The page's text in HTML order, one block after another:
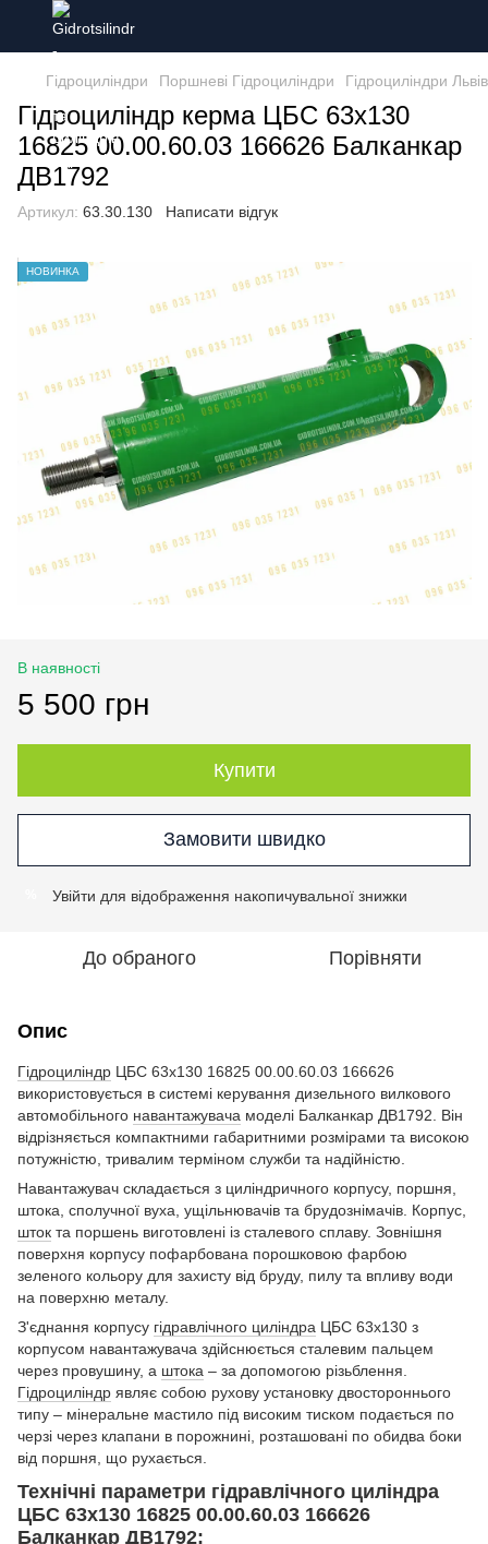
Гідроциліндри Поршневі Гідроциліндри Гідроциліндри
Гідроциліндр керма ЦБС 63х130
16825 00.00.60.03 166626 Балканкар
ДВ1792
Артикул: 63.30.130 Написати відгук
НОВИНКА
В наявності
5 500 грн
Купити
Замовити швидко
Увійти для відображення накопичувальної знижки
До обраного Порівняти
Опис
Гідроциліндр ЦБС 63х130 16825 00.00.60.03 166626
використовується в системі керування дизельного вилкового
автомобільного навантажувача моделі Балканкар ДВ1792. Він
відрізняється компактними габаритними розмірами та високою
потужністю, тривалим терміном служби та надійністю.
Навантажувач складається з циліндричного корпусу, поршня,
штока, сполучної вуха, ущільнювачів та брудознімачів. Корпус,
шток та поршень виготовлені із сталевого сплаву. Зовнішня
поверхня корпусу пофарбована порошковою фарбою
зеленого кольору для захисту від бруду, пилу та впливу води
на поверхню металу.
З'єднання корпусу гідравлічного циліндра ЦБС 63х130 з
корпусом навантажувача здійснюється сталевим пальцем
через провушину, а штока – за допомогою різьблення.
Гідроциліндр являє собою рухову установку двостороннього
типу – мінеральне мастило під високим тиском подається по
черзі через клапани в порожнині, розташовані по обидва боки
від поршня, що рухається.
Технічні параметри гідравлічного циліндра
ЦБС 63х130 16825 00.00.60.03 166626
Балканкар ДВ1792: